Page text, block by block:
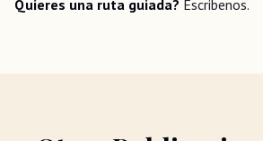
Quieres una ruta guiada? Escribenos.